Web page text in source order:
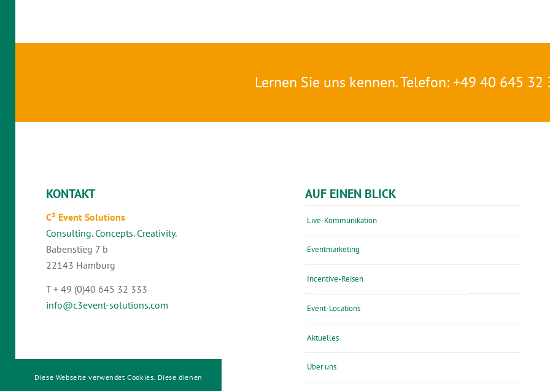
Lernen Sie uns kennen. Telefon: +49 40 645 32
KONTAKT
C³ Event Solutions
Consulting. Concepts. Creativity.
Babenstieg 7 b
22143 Hamburg
T + 49 (0)40 645 32 333
info@c3event-solutions.com
AUF EINEN BLICK
Live-Kommunikation
Eventmarketing
Incentive-Reisen
Event-Locations
Aktuelles
Über uns
Diese Webseite verwendet Cookies. Diese dienen